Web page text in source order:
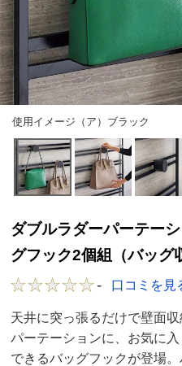
使用イメージ（ア）ブラック
ダブルラダーパーテー
グフック2個組（バッグ
- 口コミを見
天井に突っ張るだけで壁面
パーテーションに、お気に
できるバッグフックが登場